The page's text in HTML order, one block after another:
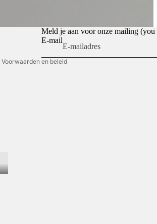
Meld je aan voor onze mailing
E-mail
Voorwaarden en beleid
Algemene voorwaarden
Contactgegevens